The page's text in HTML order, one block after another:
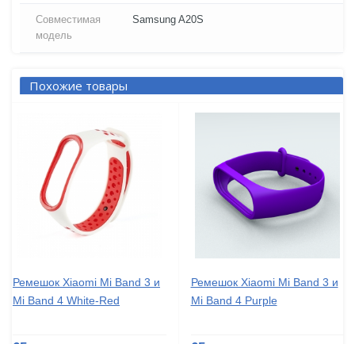
Совместимая
модель
Samsung A20S
Похожие товары
Ремешок Xiaomi Mi Band 3 и
Mi Band 4 White-Red
Ремешок Xiaomi Mi Band 3 и
Mi Band 4 Purple